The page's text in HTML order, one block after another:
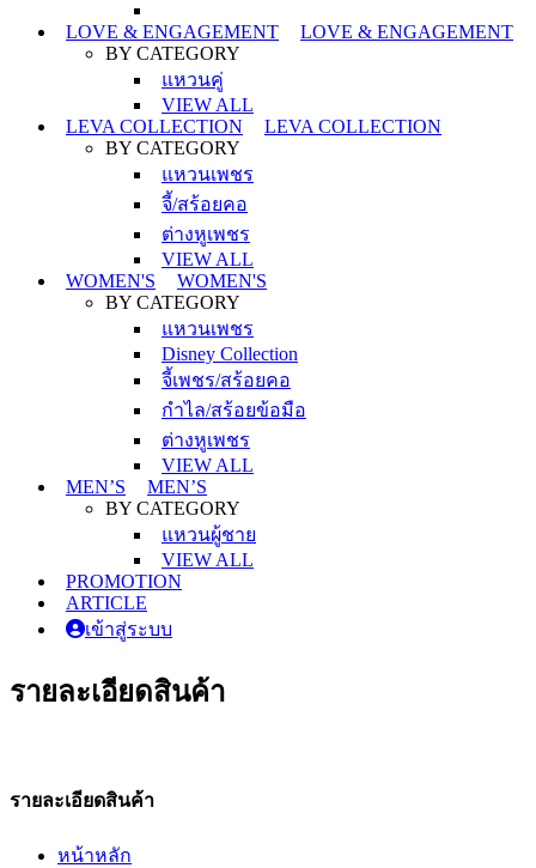
LOVE & ENGAGEMENT
LOVE & ENGAGEMENT
BY CATEGORY
แหวนคู่
VIEW ALL
LEVA COLLECTION
LEVA COLLECTION
BY CATEGORY
แหวนเพชร
จี้/สร้อยคอ
ต่างหูเพชร
VIEW ALL
WOMEN'S
WOMEN'S
BY CATEGORY
แหวนเพชร
Disney Collection
จี้เพชร/สร้อยคอ
กำไล/สร้อยข้อมือ
ต่างหูเพชร
VIEW ALL
MEN’S
MEN’S
BY CATEGORY
แหวนผู้ชาย
VIEW ALL
PROMOTION
ARTICLE
เข้าสู่ระบบ
รายละเอียดสินค้า
รายละเอียดสินค้า
หน้าหลัก